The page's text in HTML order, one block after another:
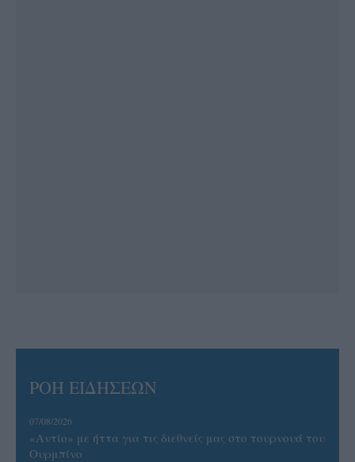
ΡΟΗ ΕΙΔΗΣΕΩΝ
07/08/2026
«Αντίο» με ήττα για τις διεθνείς μας στο τουρνουά του
Ουρμπίνο